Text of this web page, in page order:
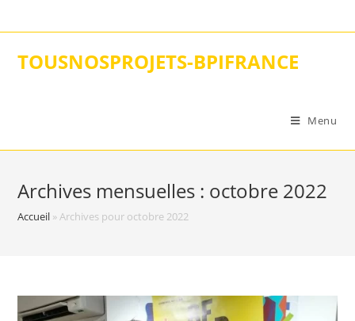
to
TOUSNOSPROJETS-BPIFRANCE
Menu
Archives mensuelles : octobre 2022
Accueil »Archives pour octobre 2022